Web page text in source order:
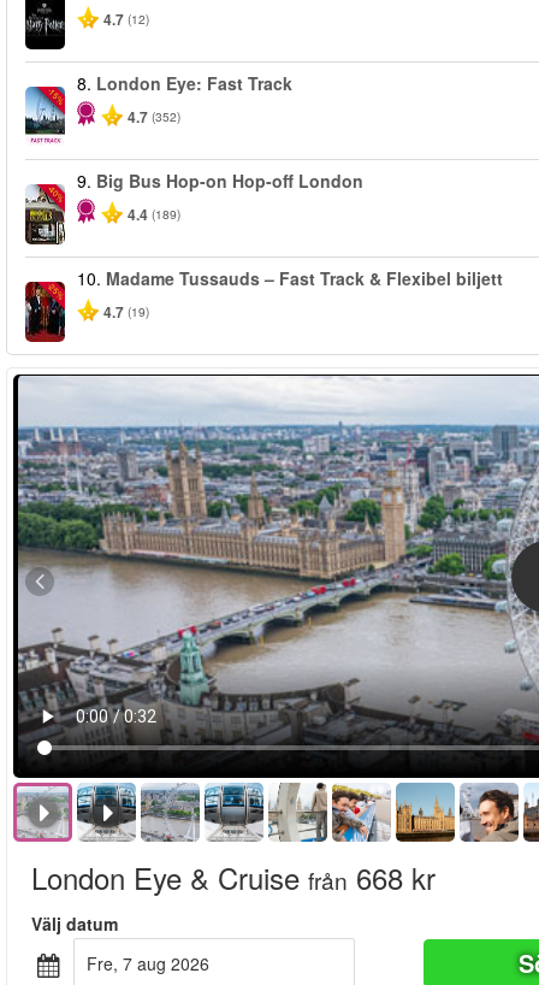
4.7 (12)
-15%
8. London Eye: Fast Track
4.7 (352)
-40%
9. Big Bus Hop-on Hop-off London
4.4 (189)
-25%
10. Madame Tussauds – Fast Track & Flexibel biljett
4.7 (19)
London Eye & Cruise från 668 kr
Välj datum
fre, 7 aug 2026